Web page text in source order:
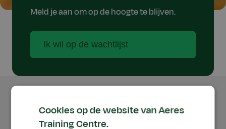
Meld je aan om op de hoogte te blijven.
Ik wil op de wachtlijst
met complexe apparatuur binnen een
geautomatiseerd productieproces. Kennis van
Cookies op de website van Aeres
Training Centre.